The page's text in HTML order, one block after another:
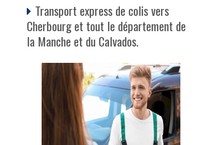
Transport express de colis vers
Cherbourg et tout le département de
la Manche et du Calvados.